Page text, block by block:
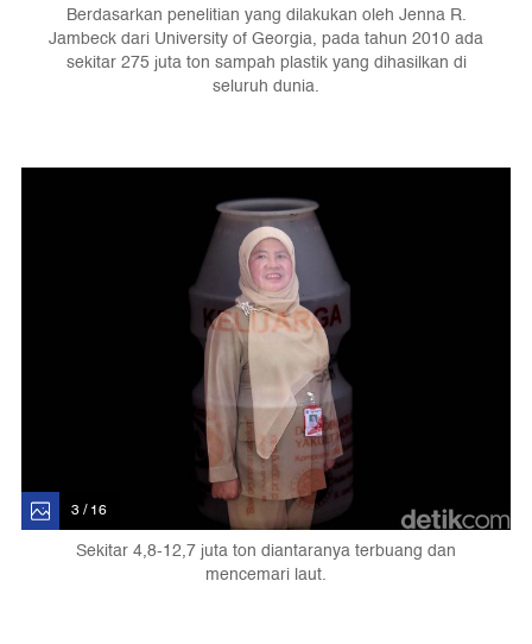
Berdasarkan penelitian yang dilakukan oleh Jenna R.
Jambeck dari University of Georgia, pada tahun 2010 ada
sekitar 275 juta ton sampah plastik yang dihasilkan di
seluruh dunia.
3 / 16
Sekitar 4,8-12,7 juta ton diantaranya terbuang dan
mencemari laut.